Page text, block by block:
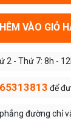
VÀO GIỎ
2 - Thứ 7: 8h -
để
đường chỉ